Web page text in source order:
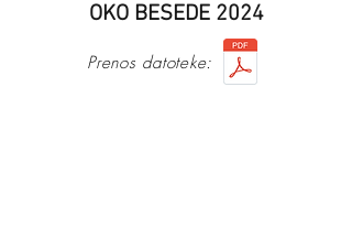
OKO BESEDE 2024
Prenos datoteke: